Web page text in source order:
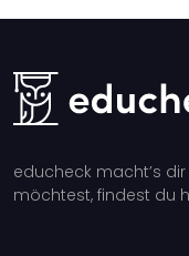
educheck macht’s
möchtest, findest du